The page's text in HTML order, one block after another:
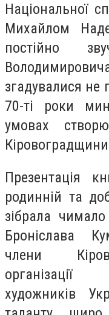
Національної
Михайлом
постійно
згадувалися не
70-ті роки
умовах
Презентація
родинній та
зібрала
Броніслава
члени
організації
художників